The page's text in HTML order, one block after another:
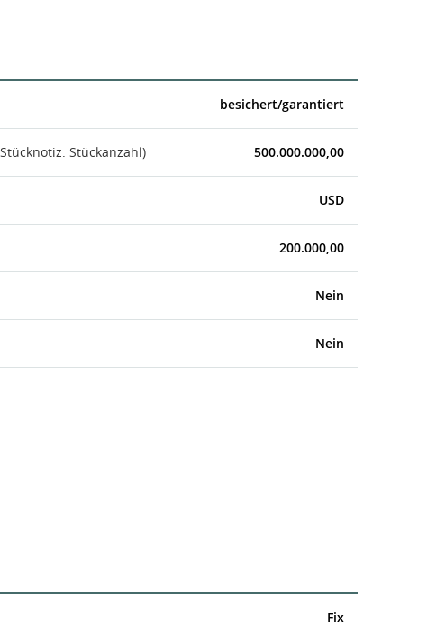
besichert/garantiert
Stückanzahl) 500.000.000,00
USD
200.000,00
Nein
Nein
Fix